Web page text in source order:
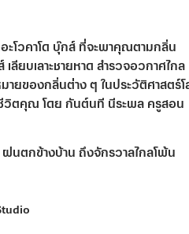
ะโวคาโด บุ๊กส์ ที่จะพาคุณตามกลิ่น
ยบเลาะชายหาด สำรวจอวกาศไกล
ยของกลิ่นต่าง ๆ ในประวัติศาสตร์
ตคุณ โดย กันต์นที นีระพล ครูสอน
นตกข้างบ้าน ถึงจักรวาลไกลโพ้น